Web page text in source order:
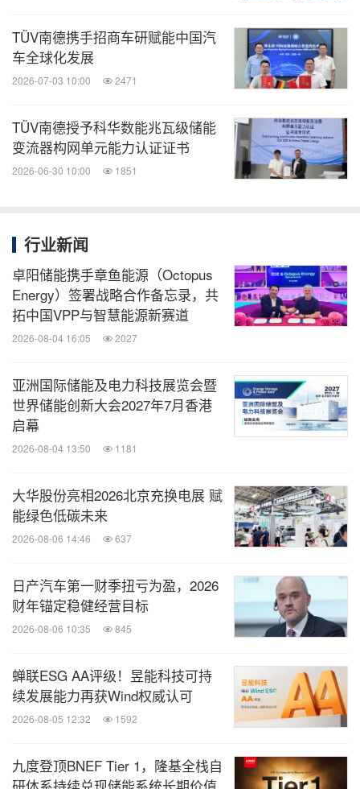
TÜV南德携手招商车研赋能中国汽
车全球化发展
2026-07-03 10:00 2471
TÜV南德授予科华数能兆瓦级储能
变流器构网单元能力认证证书
2026-06-30 10:00 1851
行业新闻
卓阳储能携手章鱼能源（Octopus
Energy）签署战略合作备忘录，共
拓中国VPP与智慧能源新赛道
2026-08-04 16:05 2027
亚洲国际储能及电力科技展览会暨
世界储能创新大会2027年7月香港
启幕
2026-08-04 13:50 1181
大华股份亮相2026北京充换电展 赋
能绿色低碳未来
2026-08-06 14:46 637
日产汽车第一财季扭亏为盈，2026
财年锚定稳健经营目标
2026-08-06 10:35 845
蝉联ESG AA评级！昱能科技可持
续发展能力再获Wind权威认可
2026-08-05 12:32 1592
九度登顶BNEF Tier 1，隆基全栈自